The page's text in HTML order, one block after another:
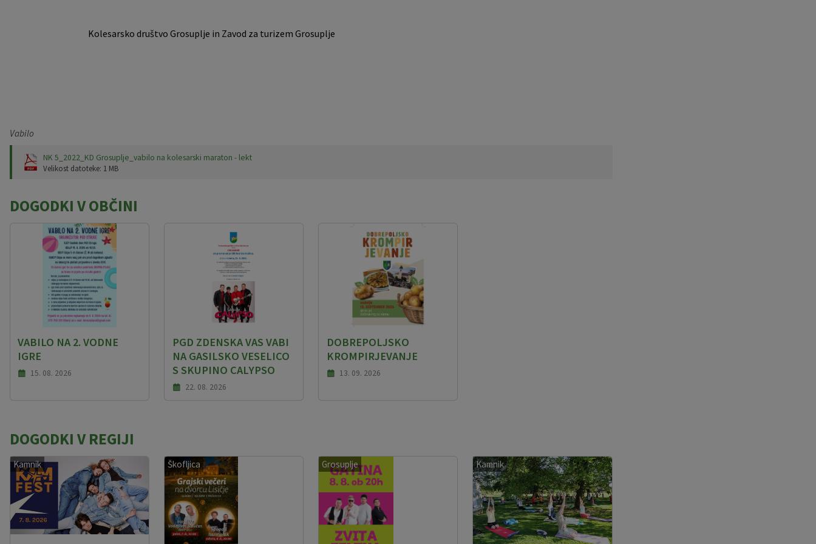
Kolesarsko društvo Grosuplje in Zavod za turizem Grosuplje
Vabilo
NK 5_2022_KD Grosuplje_vabilo na kolesarski maraton - lekt
Velikost datoteke: 1 MB
DOGODKI V OBČINI
VABILO NA 2. VODNE
IGRE
15. 08. 2026
PGD ZDENSKA VAS VABI
NA GASILSKO VESELICO
S SKUPINO CALYPSO
22. 08. 2026
DOBREPOLJSKO
KROMPIRJEVANJE
13. 09. 2026
DOGODKI V REGIJI
Kamnik Škofljica Grosuplje Kamnik